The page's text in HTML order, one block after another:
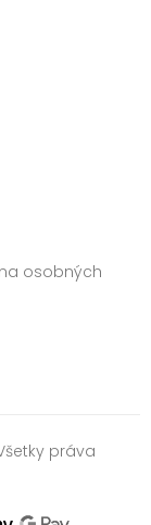
osobných
práva